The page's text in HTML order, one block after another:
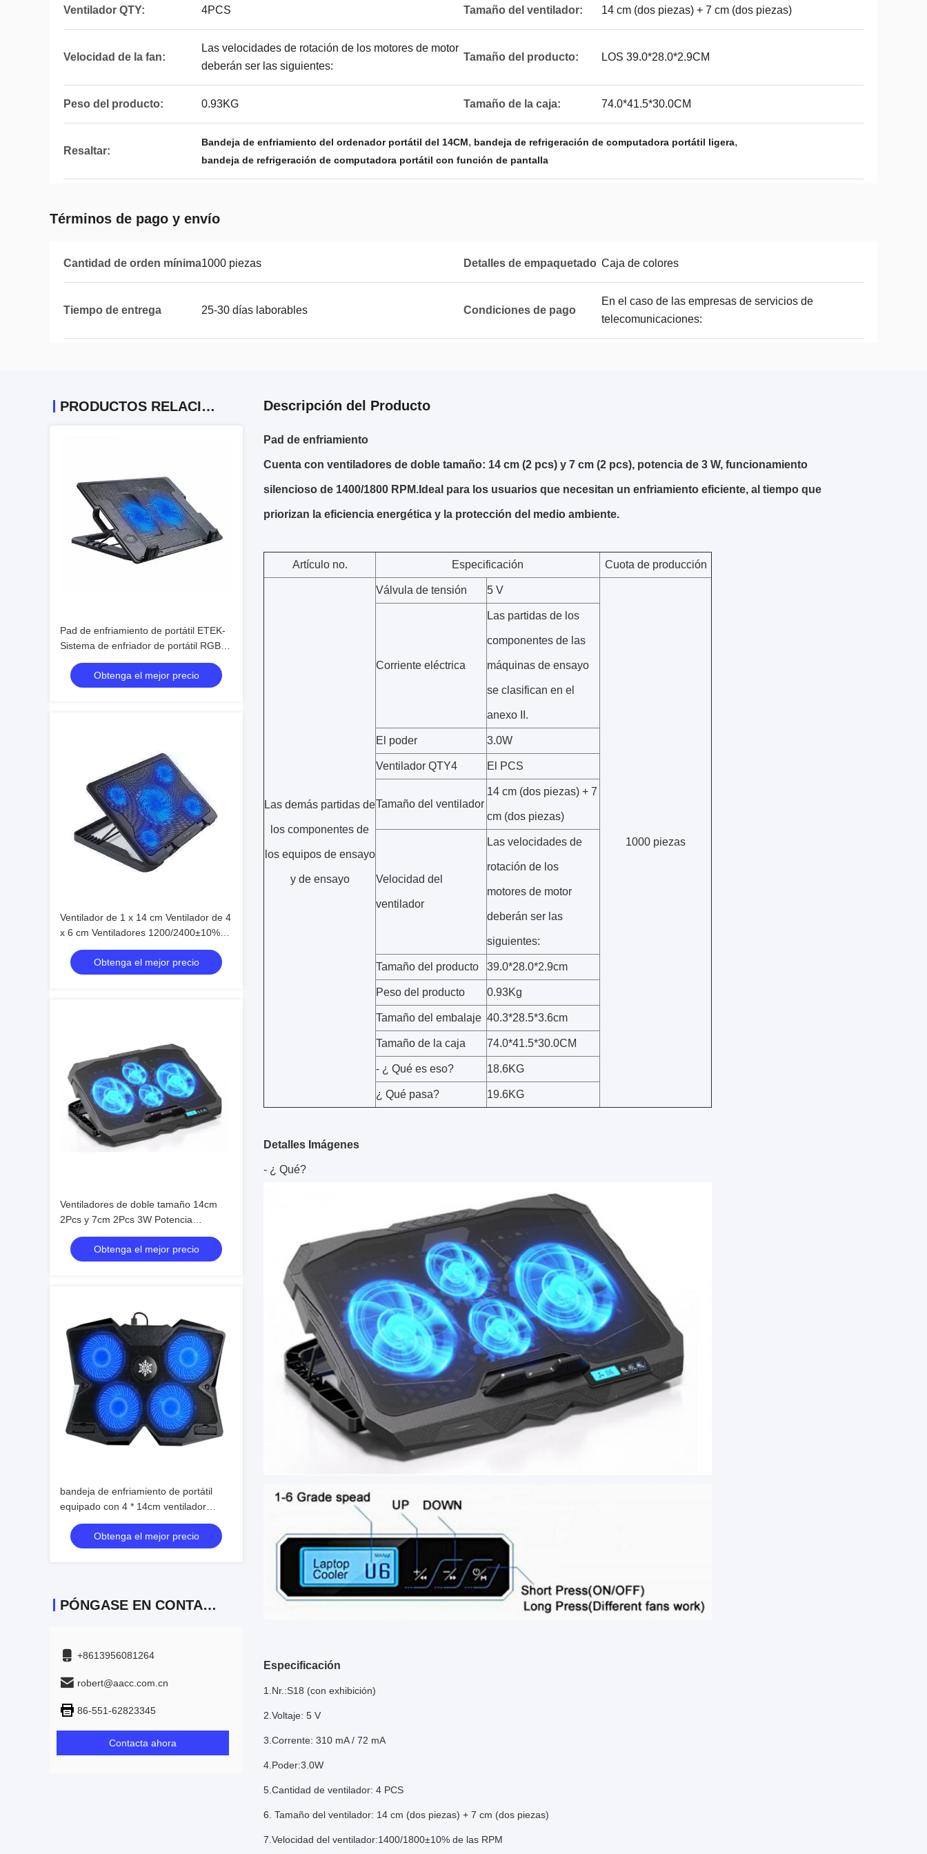
Ventilador QTY: 4PCS Tamaño del ventilador: 14 cm (dos piezas) + 7 cm (dos piezas)
Velocidad de la fan:
Las velocidades de rotación de los motores de motor
deberán ser las siguientes:
Tamaño del producto: LOS 39.0*28.0*2.9CM
Peso del producto: 0.93KG Tamaño de la caja: 74.0*41.5*30.0CM
Resaltar:
Bandeja de enfriamiento del ordenador portátil del 14CM, bandeja de refrigeración de computadora portátil ligera,
bandeja de refrigeración de computadora portátil con función de pantalla
Términos de pago y envío
Cantidad de orden mínima1000 piezas Detalles de empaquetado Caja de colores
Tiempo de entrega 25-30 días laborables Condiciones de pago
En el caso de las empresas de servicios de
telecomunicaciones:
PRODUCTOS RELACIONADOS
Pad de enfriamiento de portátil ETEK-
Sistema de enfriador de portátil RGB
de 14 pulgadas personalizado
silencioso con inclinación de gran
ángulo
Obtenga el mejor precio
Ventilador de 1 x 14 cm Ventilador de 4
x 6 cm Ventiladores 1200/2400±10%
RPM Ajuste de doble velocidad 6
Ajustes de altura
Obtenga el mejor precio
Ventiladores de doble tamaño 14cm
2Pcs y 7cm 2Pcs 3W Potencia
1400/1800 RPM Operación silenciosa
Ligero con función de pantalla
Obtenga el mejor precio
bandeja de enfriamiento de portátil
equipado con 4 * 14cm ventilador
funcionando a 1400 ± 10% RPM
eficientemente disipa el calor y
funciona en silencio para los
Obtenga el mejor precio
PÓNGASE EN CONTACTO
+8613956081264
robert@aacc.com.cn
86-551-62823345
Contacta ahora
Descripción del Producto
Pad de enfriamiento
Cuenta con ventiladores de doble tamaño: 14 cm (2 pcs) y 7 cm (2 pcs), potencia de 3 W, funcionamiento
silencioso de 1400/1800 RPM.Ideal para los usuarios que necesitan un enfriamiento eficiente, al tiempo que
priorizan la eficiencia energética y la protección del medio ambiente.
Artículo no. Especificación Cuota de producción
Las demás partidas de
los componentes de
los equipos de ensayo
y de ensayo
Válvula de tensión 5 V
1000 piezas
Corriente eléctrica
Las partidas de los
componentes de las
máquinas de ensayo
se clasifican en el
anexo II.
El poder 3.0W
Ventilador QTY4 El PCS
Tamaño del ventilador
14 cm (dos piezas) + 7
cm (dos piezas)
Velocidad del
ventilador
Las velocidades de
rotación de los
motores de motor
deberán ser las
siguientes:
Tamaño del producto 39.0*28.0*2.9cm
Peso del producto 0.93Kg
Tamaño del embalaje 40.3*28.5*3.6cm
Tamaño de la caja 74.0*41.5*30.0CM
- ¿ Qué es eso? 18.6KG
¿ Qué pasa? 19.6KG
Detalles Imágenes
- ¿ Qué?
Especificación
1.Nr.:S18 (con exhibición)
2.Voltaje: 5 V
3.Corrente: 310 mA / 72 mA
4.Poder:3.0W
5.Cantidad de ventilador: 4 PCS
6. Tamaño del ventilador: 14 cm (dos piezas) + 7 cm (dos piezas)
7.Velocidad del ventilador:1400/1800±10% de las RPM